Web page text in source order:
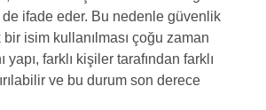
de ifade eder. Bu nedenle güvenlik
isim kullanılması çoğu zaman
yapı, farklı kişiler tarafından farklı
ve bu durum son derece